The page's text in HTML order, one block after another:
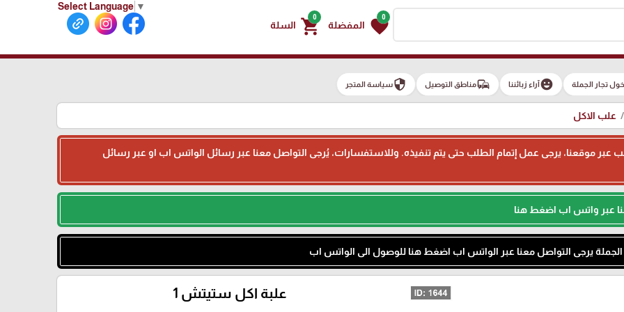
Select Language ▼
0
favorite المفضلة
0
shopping_cart السلة
تجار الجملة emoji_emotionsآراء زبائننا commuteمناطق التوصيل securityسياسة المتجر
علب الاكل
طلب عبر موقعنا، يرجى عمل إتمام الطلب حتى يتم تنفيذه. وللاستفسارات، يُرجى التواصل معنا عبر رسائل الواتس اب او عبر رسائل
عبر واتس اب اضغط هنا
الجملة يرجى التواصل معنا عبر الواتس اب اضغط هنا للوصول الى الواتس اب
علبة اكل ستيتش 1